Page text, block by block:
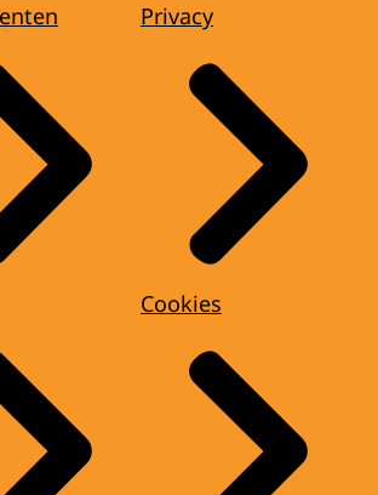
Privacy
Cookies